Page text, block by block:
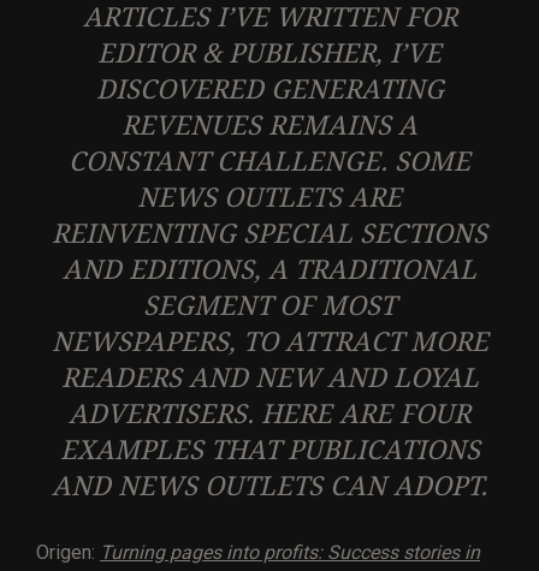
ARTICLES I’VE WRITTEN FOR
EDITOR & PUBLISHER, I’VE
DISCOVERED GENERATING
REVENUES REMAINS A
CONSTANT CHALLENGE. SOME
NEWS OUTLETS ARE
REINVENTING SPECIAL SECTIONS
AND EDITIONS, A TRADITIONAL
SEGMENT OF MOST
NEWSPAPERS, TO ATTRACT MORE
READERS AND NEW AND LOYAL
ADVERTISERS. HERE ARE FOUR
EXAMPLES THAT PUBLICATIONS
AND NEWS OUTLETS CAN ADOPT.
Origen: Turning pages into profits: Success stories in